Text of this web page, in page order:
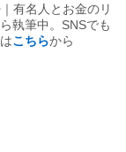
有名人とお金のリ
執筆中。SNSでも
こちらから